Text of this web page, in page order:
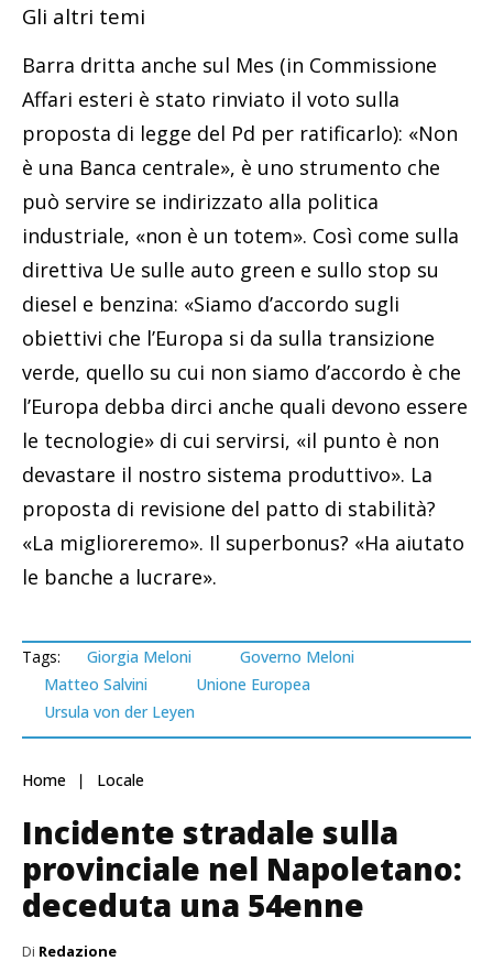
Gli altri temi
Barra dritta anche sul Mes (in Commissione
Affari esteri è stato rinviato il voto sulla
proposta di legge del Pd per ratificarlo): «Non
è una Banca centrale», è uno strumento che
può servire se indirizzato alla politica
industriale, «non è un totem». Così come sulla
direttiva Ue sulle auto green e sullo stop su
diesel e benzina: «Siamo d’accordo sugli
obiettivi che l’Europa si da sulla transizione
verde, quello su cui non siamo d’accordo è che
l’Europa debba dirci anche quali devono essere
le tecnologie» di cui servirsi, «il punto è non
devastare il nostro sistema produttivo». La
proposta di revisione del patto di stabilità?
«La miglioreremo». Il superbonus? «Ha aiutato
le banche a lucrare».
Tags: Giorgia Meloni
Governo Meloni
Matteo Salvini
Unione Europea
Ursula von der Leyen
Home Locale
Incidente stradale sulla
provinciale nel Napoletano:
deceduta una 54enne
Di Redazione